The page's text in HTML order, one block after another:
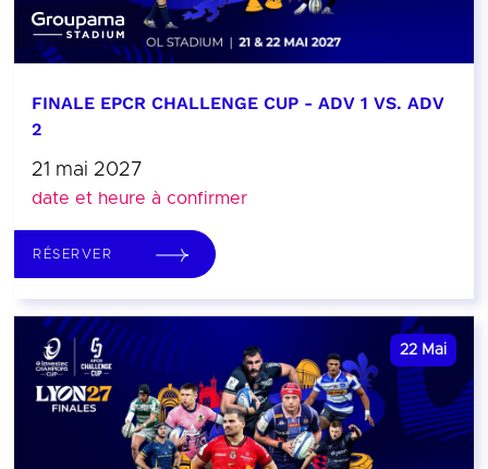
FINALE EPCR CHALLENGE CUP - ADV 1 VS. ADV
2
21 mai 2027
date et heure à confirmer
RÉSERVER
22 Mai